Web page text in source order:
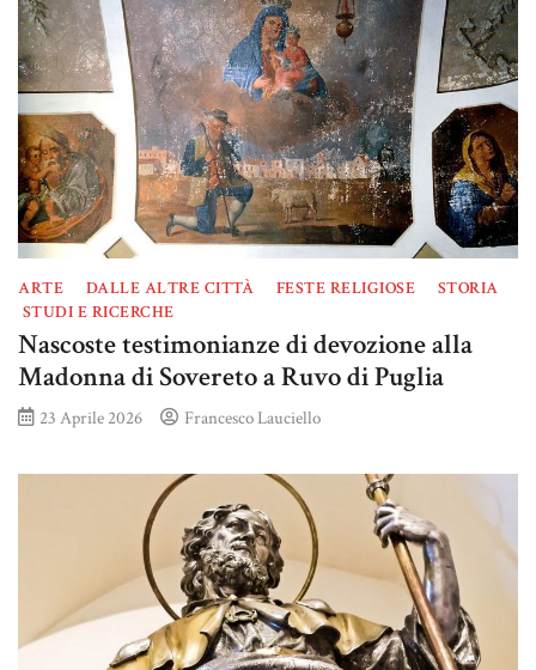
ARTE DALLE ALTRE CITTÀ FESTE RELIGIOSE
STORIA
STUDI E RICERCHE
Nascoste testimonianze di devozione alla
Madonna di Sovereto a Ruvo di Puglia
23 Aprile 2026 Francesco Lauciello